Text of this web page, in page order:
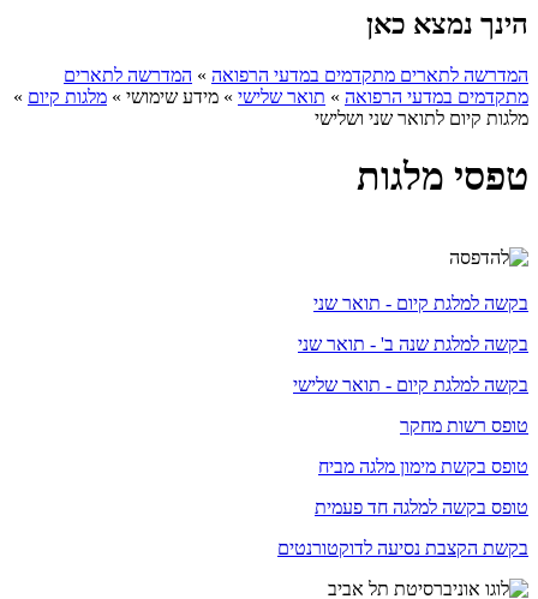
הינך נמצא כאן
המדרשה לתארים מתקדמים במדעי הרפואה » המדרשה לתארים
מתקדמים במדעי הרפואה » תואר שלישי » מידע שימושי » מלגות קיום »
מלגות קיום לתואר שני ושלישי
טפסי מלגות
בקשה למלגת קיום - תואר שני
בקשה למלגת שנה ב' - תואר שני
בקשה למלגת קיום - תואר שלישי
טופס רשות מחקר
טופס בקשת מימון מלגה מביח
טופס בקשה למלגה חד פעמית
בקשת הקצבת נסיעה לדוקטורנטים